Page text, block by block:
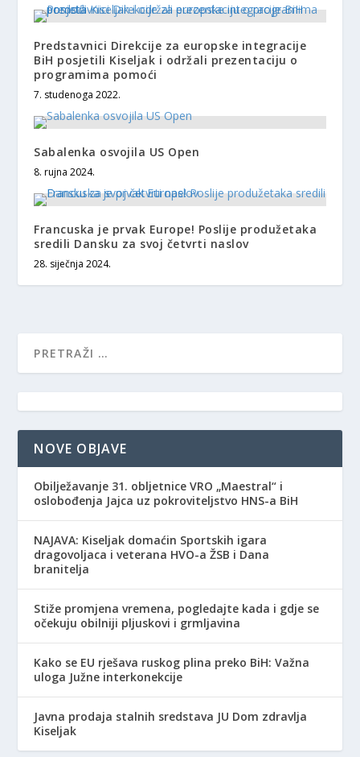
Predstavnici Direkcije za europske integracije
BiH posjetili Kiseljak i održali prezentaciju o
programima pomoći
7. studenoga 2022.
Sabalenka osvojila US Open
8. rujna 2024.
Francuska je prvak Europe! Poslije produžetaka
sredili Dansku za svoj četvrti naslov
28. siječnja 2024.
NOVE OBJAVE
Obilježavanje 31. obljetnice VRO „Maestral“ i
oslobođenja Jajca uz pokroviteljstvo HNS-a BiH
NAJAVA: Kiseljak domaćin Sportskih igara
dragovoljaca i veterana HVO-a ŽSB i Dana
branitelja
Stiže promjena vremena, pogledajte kada i gdje se
očekuju obilniji pljuskovi i grmljavina
Kako se EU rješava ruskog plina preko BiH: Važna
uloga Južne interkonekcije
Javna prodaja stalnih sredstava JU Dom zdravlja
Kiseljak